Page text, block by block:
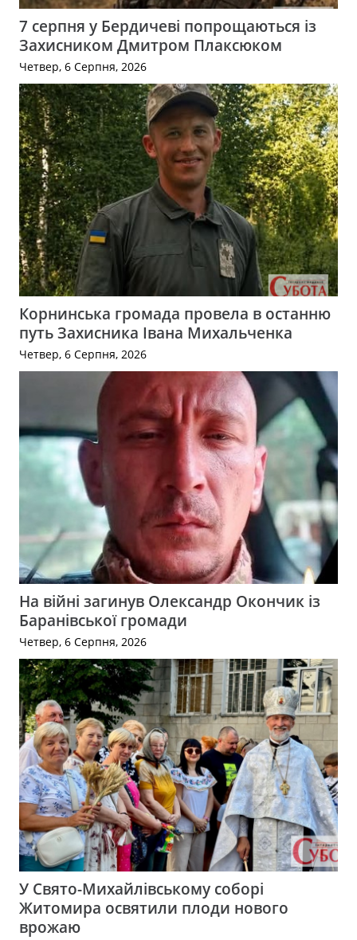
7 серпня у Бердичеві попрощаються із
Захисником Дмитром Плаксюком
Четвер, 6 Серпня, 2026
Корнинська громада провела в останню
путь Захисника Івана Михальченка
Четвер, 6 Серпня, 2026
На війні загинув Олександр Окончик із
Баранівської громади
Четвер, 6 Серпня, 2026
У Свято-Михайлівському соборі
Житомира освятили плоди нового
врожаю